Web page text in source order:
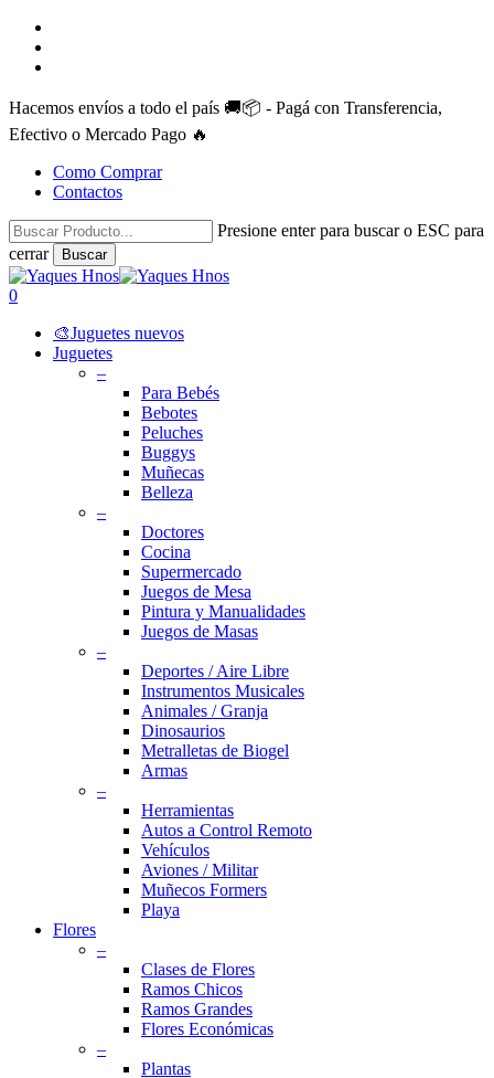
Skip
main
Hacemos envíos a todo el país 🚚📦 - Pagá con Transferencia,
Efectivo o Mercado Pago 🔥
Como Comprar
Contactos
Presione enter para buscar o ESC para
cerrar
Buscar
Close
Search
search
account
0
🎨Juguetes nuevos
Juguetes
–
Para Bebés
Bebotes
Peluches
Buggys
Muñecas
Belleza
–
Doctores
Cocina
Supermercado
Juegos de Mesa
Pintura y Manualidades
Juegos de Masas
–
Deportes / Aire Libre
Instrumentos Musicales
Animales / Granja
Dinosaurios
Metralletas de Biogel
Armas
–
Herramientas
Autos a Control Remoto
Vehículos
Aviones / Militar
Muñecos Formers
Playa
Flores
–
Clases de Flores
Ramos Chicos
Ramos Grandes
Flores Económicas
–
Plantas